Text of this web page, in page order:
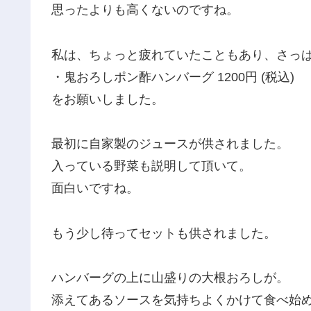
思ったよりも高くないのですね。
私は、ちょっと疲れていたこともあり、さっ
・鬼おろしポン酢ハンバーグ 1200円 (税込)
をお願いしました。
最初に自家製のジュースが供されました。
入っている野菜も説明して頂いて。
面白いですね。
もう少し待ってセットも供されました。
ハンバーグの上に山盛りの大根おろしが。
添えてあるソースを気持ちよくかけて食べ始